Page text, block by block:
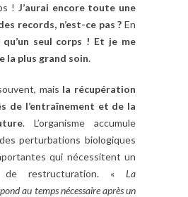
! J’aurai encore toute une
records, n’est-ce pas ? En
qu’un seul corps ! Et je me
la plus grand soin.
mais la récupération
de l’entraînement et de la
. L’organisme accumule
perturbations biologiques
qui nécessitent un
de restructuration. « La
au temps nécessaire après un